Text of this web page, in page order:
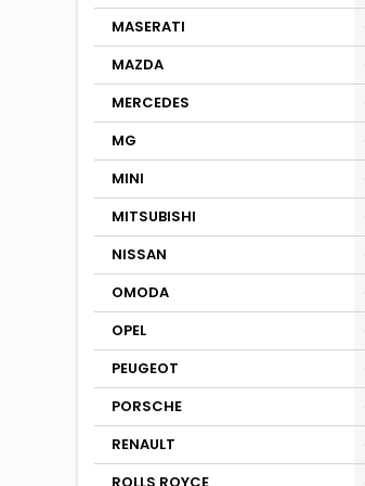
MASERATI
MAZDA
MERCEDES
MG
MINI
MITSUBISHI
NISSAN
OMODA
OPEL
PEUGEOT
PORSCHE
RENAULT